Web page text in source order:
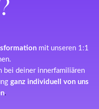
mit unseren 1:1
bei deiner innerfamiliären
ganz individuell von uns
.